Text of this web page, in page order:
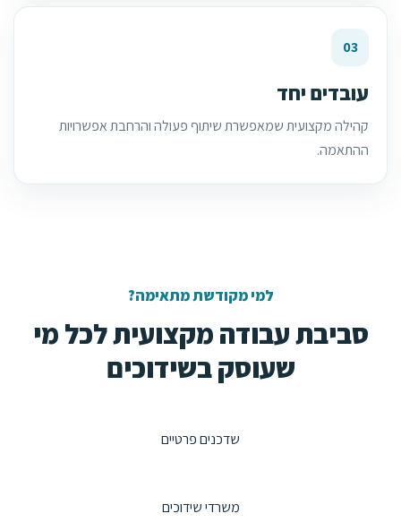
03
עובדים יחד
קהילה מקצועית שמאפשרת שיתוף פעולה והרחבת אפשרויות
ההתאמה.
למי מקודשת מתאימה?
סביבת עבודה מקצועית לכל מי
שעוסק בשידוכים
שדכנים פרטיים
משרדי שידוכים